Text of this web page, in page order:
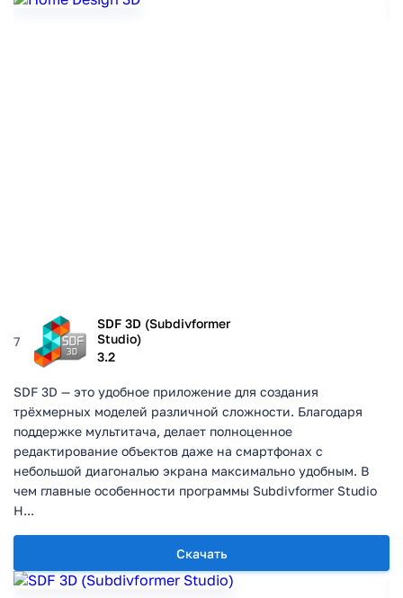
7
SDF 3D (Subdivformer
Studio)
3.2
Скачать
SDF 3D — это удобное приложение для создания
трёхмерных моделей различной сложности. Благодаря
поддержке мультитача, делает полноценное
редактирование объектов даже на смартфонах с
небольшой диагональю экрана максимально удобным. В
чем главные особенности программы Subdivformer Studio
Н...